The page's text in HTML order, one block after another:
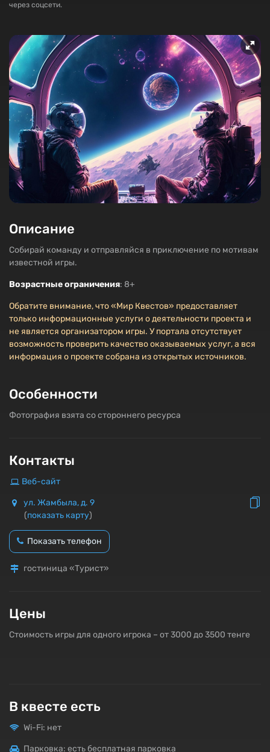
через соцсети.
Описание
Собирай команду и отправляйся в приключение по мотивам
известной игры.
Возрастные ограничения: 8+
Обратите внимание, что «Мир Квестов» предоставляет
только информационные услуги о деятельности проекта и
не является организатором игры. У портала отсутствует
возможность проверить качество оказываемых услуг, а вся
информация о проекте собрана из открытых источников.
Особенности
Фотография взята со стороннего ресурса
Контакты
Веб-сайт
ул. Жамбыла, д. 9
(показать карту)
Показать телефон
гостиница «Турист»
Цены
Стоимость игры для одного игрока – от 3000 до 3500 тенге
В квесте есть
Wi-Fi: нет
Парковка: есть бесплатная парковка